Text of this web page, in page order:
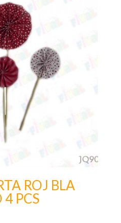
ROJ BLA
4 PCS